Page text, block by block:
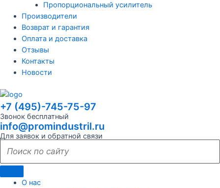
Пропорциональный усилитель
Производители
Возврат и гарантия
Оплата и доставка
Отзывы
Контакты
Новости
+7 (495)-745-75-97
Звонок бесплатный
info@promindustril.ru
Для заявок и обратной связи
О нас